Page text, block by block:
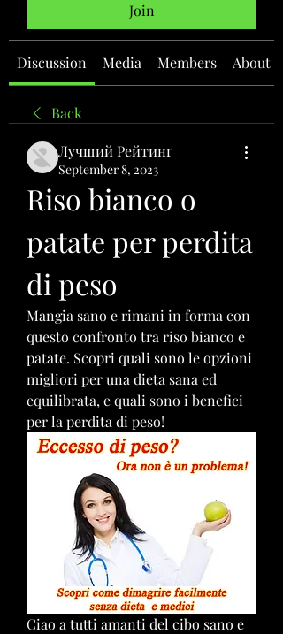
Join
Discussion Media Members About
Back
Лучший Рейтинг
September 8, 2023
Riso bianco o
patate per perdita
di peso
Mangia sano e rimani in forma con
questo confronto tra riso bianco e
patate. Scopri quali sono le opzioni
migliori per una dieta sana ed
equilibrata, e quali sono i benefici
per la perdita di peso!
Ciao a tutti amanti del cibo sano e